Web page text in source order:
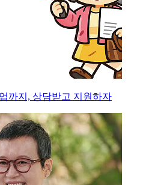
까지, 상담받고 지원하자